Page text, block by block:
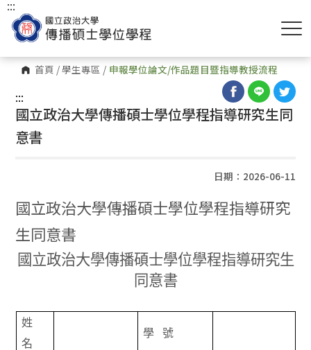
首頁 /學生專區 / 申報學位論文/作品題目暨指導教授流程
:::
:::
國立政治大學傳播碩士學位學程指導研究生同
意書
日期：2026-06-11
國立政治大學傳播碩士學位學程指導研究
生同意書
國立政治大學傳播碩士學位學程指導研究生
同意書
姓
名
學 號